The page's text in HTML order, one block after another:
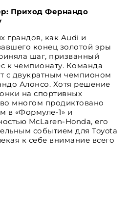
Приход Фернандо
грандов, как Audi и
конец золотой эры
шаг, призванный
к чемпионату. Команда
с двукратным чемпионом
Алонсо. Хотя решение
на спортивных
многом продиктовано
в «Формуле-1» и
McLaren-Honda, его
событием для Toyota
к себе внимание всего